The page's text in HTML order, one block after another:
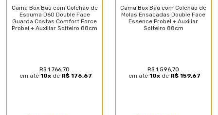
Cama Box Baú com Colchão de
Espuma D60 Double Face
Guarda Costas Comfort Force
Probel + Auxiliar Solteiro 88cm
R$ 1.766,70
em até 10xde R$ 176,67
Cama Box Baú com Colchão de
Molas Ensacadas Double Face
Essence Probel + Auxiliar
Solteiro 88cm
R$ 1.596,70
em até 10xde R$ 159,67